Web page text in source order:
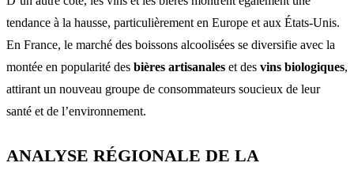
tendance à la hausse, particulièrement en Europe et aux États-Unis.
En France, le marché des boissons alcoolisées se diversifie avec la
montée en popularité des bières artisanales et des vins biologiques,
attirant un nouveau groupe de consommateurs soucieux de leur
santé et de l’environnement.
ANALYSE RÉGIONALE DE LA